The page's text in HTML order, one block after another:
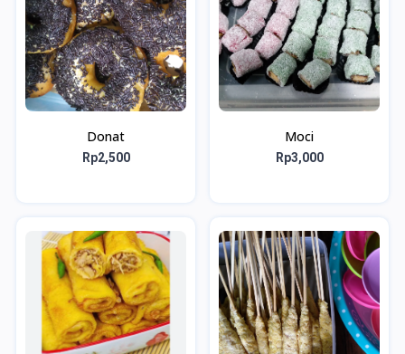
Donat
Rp2,500
Moci
Rp3,000